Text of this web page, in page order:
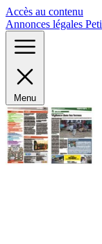
Accès au contenu
Annonces légales
Menu
Panneau de gestion